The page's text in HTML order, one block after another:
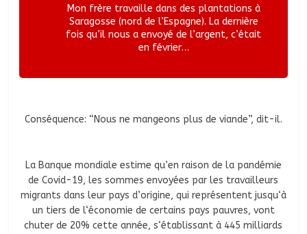
Mon frère travaille dans des plantations à
Saragosse (nord de l’Espagne). La dernière
fois qu’il nous a envoyé de l’argent, c’était
en février…
Conséquence: “Nous ne mangeons plus de viande”, dit-il.
La Banque mondiale estime qu’en raison de la pandémie
de Covid-19, les sommes envoyées par les travailleurs
migrants dans leur pays d’origine, qui représentent jusqu‘à
un tiers de l‘économie de certains pays pauvres, vont
chuter de 20% cette année, s‘établissant à 445 milliards